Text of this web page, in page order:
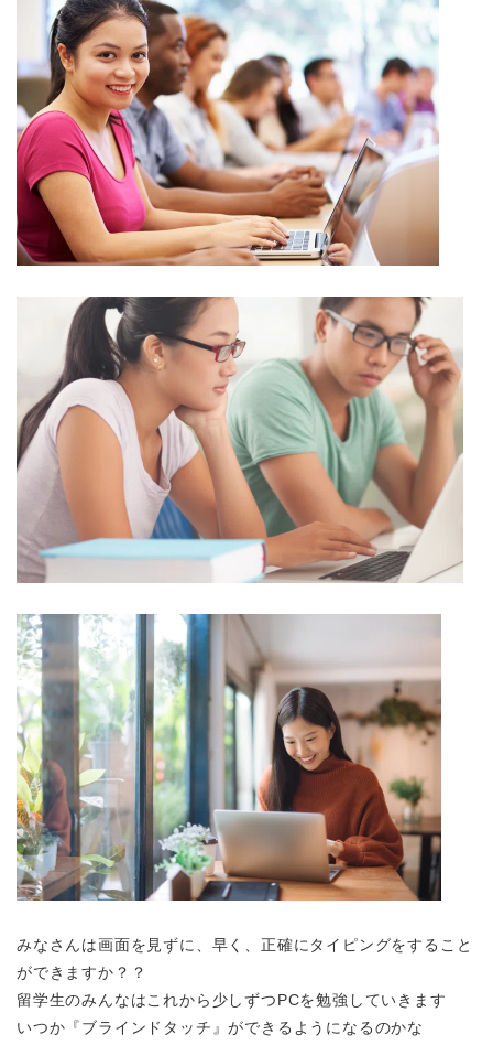
みなさんは画面を見ずに、早く、正確にタイピングをすること
ができますか？？
留学生のみんなはこれから少しずつPCを勉強していきます
いつか『ブラインドタッチ』ができるようになるのかな